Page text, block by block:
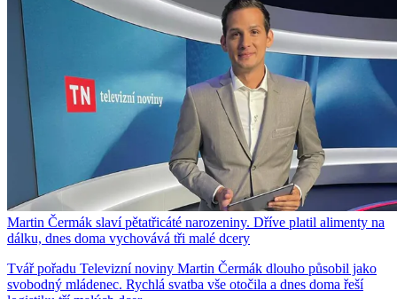
Martin Čermák slaví pětatřicáté narozeniny. Dříve platil alimenty na
dálku, dnes doma vychovává tři malé dcery
Tvář pořadu Televizní noviny Martin Čermák dlouho působil jako
svobodný mládenec. Rychlá svatba vše otočila a dnes doma řeší